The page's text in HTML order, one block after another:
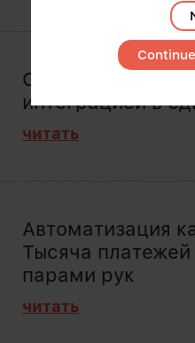
CRM.
интеграцией в
читать
Автоматизация
Тысяча
парами рук
читать